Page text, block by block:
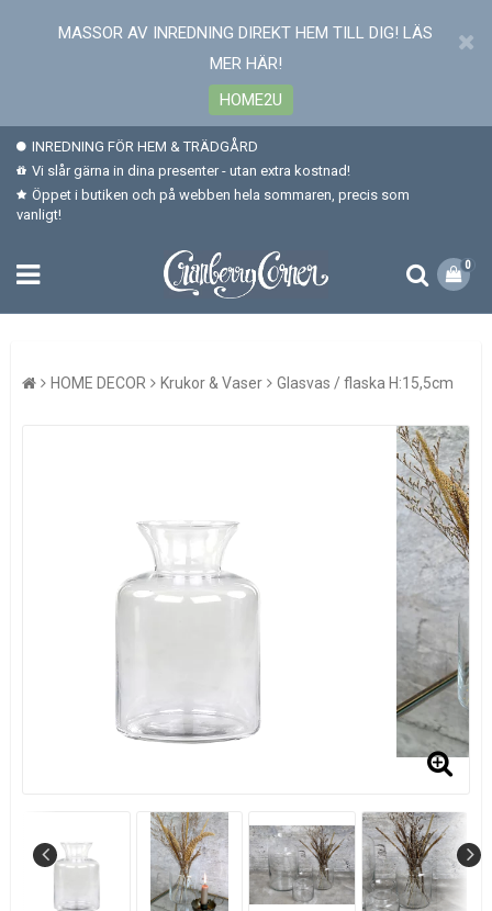
MASSOR AV INREDNING DIREKT HEM TILL DIG! LÄS
MER HÄR!
HOME2U
INREDNING FÖR HEM & TRÄDGÅRD
Vi slår gärna in dina presenter - utan extra kostnad!
Öppet i butiken och på webben hela sommaren, precis som
vanligt!
0
HOME DECOR Krukor & Vaser Glasvas / flaska H:15,5cm